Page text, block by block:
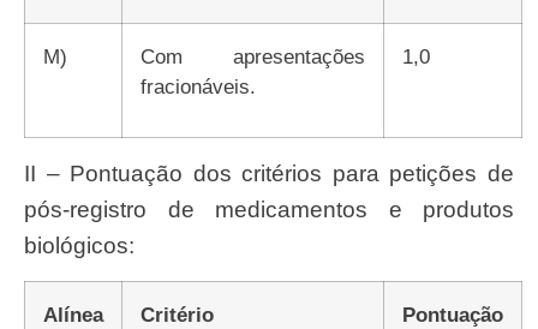
m)
Com apresentações
fracionáveis.
1,0
II – Pontuação dos critérios para petições de
pós-registro de medicamentos e produtos
biológicos:
Alínea Critério Pontuação